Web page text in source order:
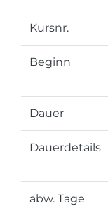
Kursnr.
Beginn
Dauer
Dauerdetails
abw. Tage